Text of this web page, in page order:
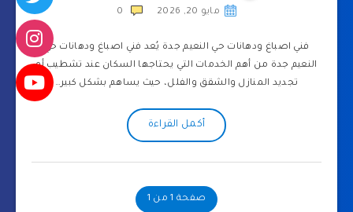
مايو 20, 2026 0
فني اصباغ ودهانات حي النعيم جدة يُعد فني اصباغ ودهانات حي
النعيم جدة من أهم الخدمات التي يحتاجها السكان عند تشطيب أو
تجديد المنازل والشقق والفلل، حيث يساهم بشكل كبير…
أكمل القراءة
صفحة 1 من 1